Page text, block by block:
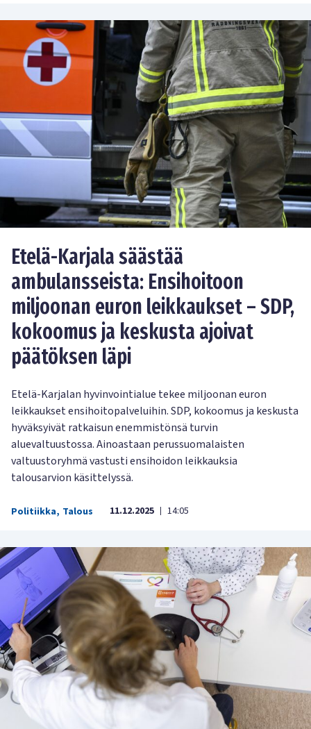
Etelä-Karjala säästää
ambulansseista: Ensihoitoon
miljoonan euron leikkaukset – SDP,
kokoomus ja keskusta ajoivat
päätöksen läpi
Etelä-Karjalan hyvinvointialue tekee miljoonan euron
leikkaukset ensihoitopalveluihin. SDP, kokoomus ja keskusta
hyväksyivät ratkaisun enemmistönsä turvin
aluevaltuustossa. Ainoastaan perussuomalaisten
valtuustoryhmä vastusti ensihoidon leikkauksia
talousarvion käsittelyssä.
Politiikka, Talous 11.12.2025 | 14:05